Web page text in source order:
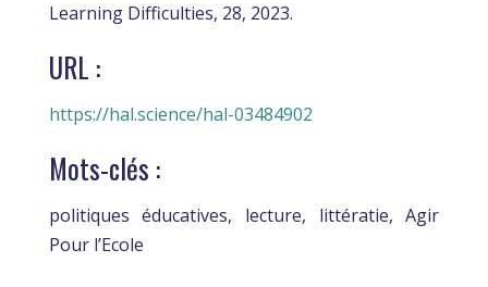
Learning Difficulties, 28, 2023.
URL :
https://hal.science/hal-03484902
Mots-clés :
politiques éducatives, lecture, littératie, Agir
Pour l’Ecole